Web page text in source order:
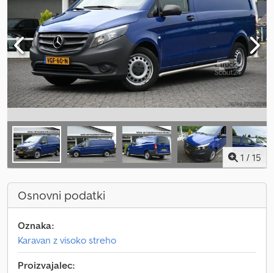
1 / 15
Osnovni podatki
Oznaka:
Karavan z visoko streho
Proizvajalec: